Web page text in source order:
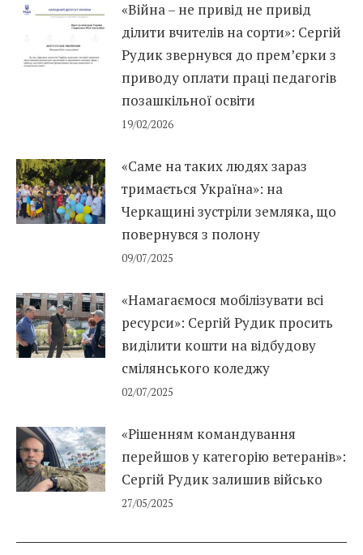
«Війна – не привід не привід
ділити вчителів на сорти»: Сергій
Рудик звернувся до прем’єрки з
приводу оплати праці педагогів
позашкільної освіти
19/02/2026
«Саме на таких людях зараз
тримається Україна»: на
Черкащині зустріли земляка, що
повернувся з полону
09/07/2025
«Намагаємося мобілізувати всі
ресурси»: Сергій Рудик просить
виділити кошти на відбудову
смілянського коледжу
02/07/2025
«Рішенням командування
перейшов у категорію ветеранів»:
Сергій Рудик залишив військо
27/05/2025